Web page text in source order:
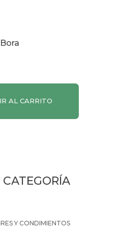
AL CARRITO
Y CONDIMIENTOS